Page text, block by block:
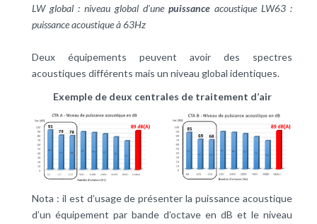
LW global : niveau global d’une puissance acoustique LW63 :
puissance acoustique à 63Hz
Deux équipements peuvent avoir des spectres
acoustiques différents mais un niveau global identiques.
Exemple de deux centrales de traitement d’air
Nota : il est d’usage de présenter la puissance acoustique
d’un équipement par bande d’octave en dB et le niveau